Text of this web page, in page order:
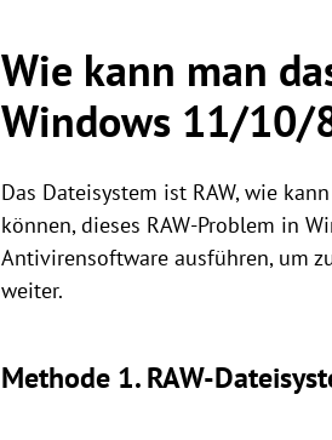
Wie kann man
Windows 11/10/
Das Dateisystem ist RAW, wie
können, dieses RAW-Problem in
Antivirensoftware ausführen, um
weiter.
Methode 1. RAW-